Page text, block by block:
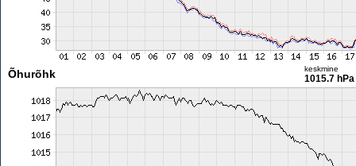
Õhurõhk keskmine
1015.7 hPa